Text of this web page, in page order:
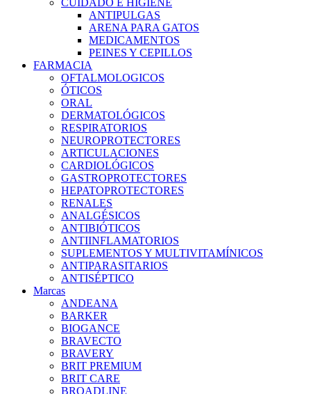
CUIDADO E HIGIENE
ANTIPULGAS
ARENA PARA GATOS
MEDICAMENTOS
PEINES Y CEPILLOS
FARMACIA
OFTALMOLOGICOS
ÓTICOS
ORAL
DERMATOLÓGICOS
RESPIRATORIOS
NEUROPROTECTORES
ARTICULACIONES
CARDIOLÓGICOS
GASTROPROTECTORES
HEPATOPROTECTORES
RENALES
ANALGÉSICOS
ANTIBIÓTICOS
ANTIINFLAMATORIOS
SUPLEMENTOS Y MULTIVITAMÍNICOS
ANTIPARASITARIOS
ANTISÉPTICO
Marcas
ANDEANA
BARKER
BIOGANCE
BRAVECTO
BRAVERY
BRIT PREMIUM
BRIT CARE
BROADLINE